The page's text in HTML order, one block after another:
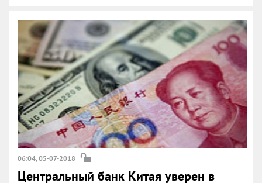
06:04, 05-07-2018
Центральный банк Китая уверен в